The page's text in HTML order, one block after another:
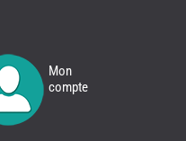
Mon
compte